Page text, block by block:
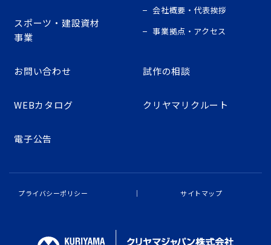
スポーツ・建設資材
事業
会社概要・代表挨拶
事業拠点・アクセス
お問い合わせ 試作の相談
WEBカタログ クリヤマリクルート
電子公告
プライバシーポリシー サイトマップ